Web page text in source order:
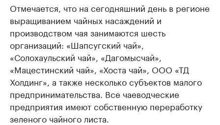
Отмечается, что на сегодняшний день в регионе
выращиванием чайных насаждений и
производством чая занимаются шесть
организаций: «Шапсугский чай»,
«Солохаульский чай», «Дагомысчай»,
«Мацестинский чай», «Хоста чай», ООО «ТД
Холдинг», а также несколько субъектов малого
предпринимательства. Все чаеводческие
предприятия имеют собственную переработку
зеленого чайного листа.